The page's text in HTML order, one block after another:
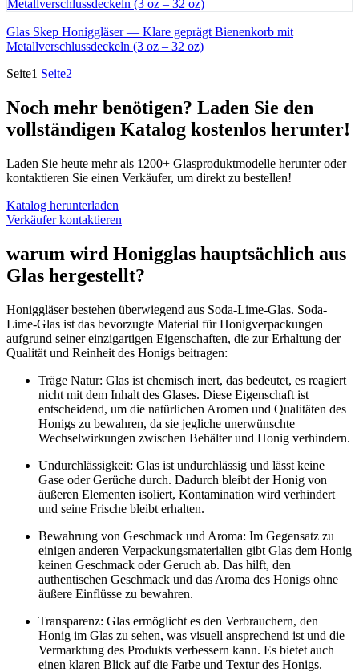
Glas Skep Honiggläser — Klare geprägt Bienenkorb mit
Metallverschlussdeckeln (3 oz – 32 oz)
Seite1 Seite2
Noch mehr benötigen? Laden Sie den
vollständigen Katalog kostenlos herunter!
Laden Sie heute mehr als 1200+ Glasproduktmodelle herunter oder
kontaktieren Sie einen Verkäufer, um direkt zu bestellen!
Katalog herunterladen
Verkäufer kontaktieren
warum wird Honigglas hauptsächlich aus
Glas hergestellt?
Honiggläser bestehen überwiegend aus Soda-Lime-Glas. Soda-
Lime-Glas ist das bevorzugte Material für Honigverpackungen
aufgrund seiner einzigartigen Eigenschaften, die zur Erhaltung der
Qualität und Reinheit des Honigs beitragen:
Träge Natur: Glas ist chemisch inert, das bedeutet, es reagiert
nicht mit dem Inhalt des Glases. Diese Eigenschaft ist
entscheidend, um die natürlichen Aromen und Qualitäten des
Honigs zu bewahren, da sie jegliche unerwünschte
Wechselwirkungen zwischen Behälter und Honig verhindern.
Undurchlässigkeit: Glas ist undurchlässig und lässt keine
Gase oder Gerüche durch. Dadurch bleibt der Honig von
äußeren Elementen isoliert, Kontamination wird verhindert
und seine Frische bleibt erhalten.
Bewahrung von Geschmack und Aroma: Im Gegensatz zu
einigen anderen Verpackungsmaterialien gibt Glas dem Honig
keinen Geschmack oder Geruch ab. Das hilft, den
authentischen Geschmack und das Aroma des Honigs ohne
äußere Einflüsse zu bewahren.
Transparenz: Glas ermöglicht es den Verbrauchern, den
Honig im Glas zu sehen, was visuell ansprechend ist und die
Vermarktung des Produkts verbessern kann. Es bietet auch
einen klaren Blick auf die Farbe und Textur des Honigs.